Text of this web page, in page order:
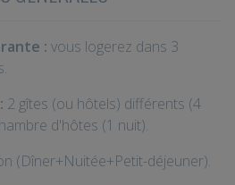
: vous logerez dans 3
2 gîtes (ou hôtels) différents (4
d'hôtes (1 nuit).
(Dîner+Nuitée+Petit-déjeuner).